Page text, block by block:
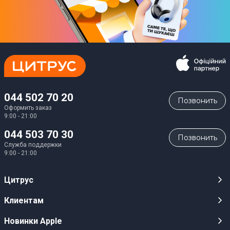
044 502 70 20
Оформить заказ
9:00 - 21:00
Позвонить
044 503 70 30
Служба поддержки
9:00 - 21:00
Позвонить
Цитрус
Карьера
Клиентам
Публичные оферты
Новинки Apple